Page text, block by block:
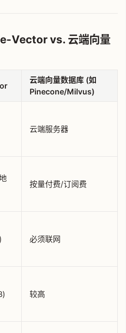
Vector vs. 云端向量
云端向量数据库 (如
Pinecone/Milvus)
云端服务器
按量付费/订阅费
必须联网
较高